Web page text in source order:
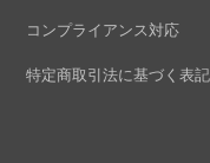
コンプライアンス対応
特定商取引法に基づく表記